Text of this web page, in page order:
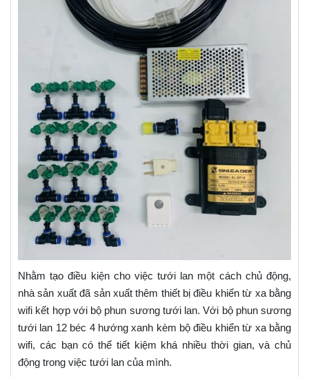
Nhằm tạo điều kiện cho việc tưới lan một cách chủ động,
nhà sản xuất đã sản xuất thêm thiết bị điều khiển từ xa bằng
wifi kết hợp với bộ phun sương tưới lan. Với bộ phun sương
tưới lan 12 béc 4 hướng xanh kèm bộ điều khiển từ xa bằng
wifi, các bạn có thể tiết kiệm khá nhiều thời gian, và chủ
động trong việc tưới lan của mình.